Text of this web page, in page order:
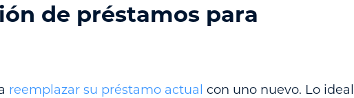
de préstamos para
reemplazar su préstamo actual con uno nuevo. Lo ideal